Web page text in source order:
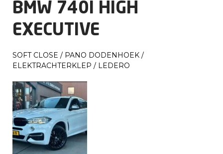
BMW 740I HIGH
EXECUTIVE
SOFT CLOSE / PANO DODENHOEK /
ELEKTRACHTERKLEP / LEDERO